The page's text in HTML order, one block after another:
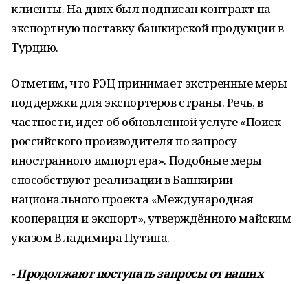
клиенты. На днях был подписан контракт на
экспортную поставку башкирской продукции в
Турцию.
Отметим, что РЭЦ принимает экстренные меры
поддержки для экспортеров страны. Речь, в
частности, идет об обновленной услуге «Поиск
российского производителя по запросу
иностранного импортера». Подобные меры
способствуют реализации в Башкирии
национального проекта «Международная
кооперация и экспорт», утверждённого майским
указом Владимира Путина.
- Продолжают поступать запросы от наших